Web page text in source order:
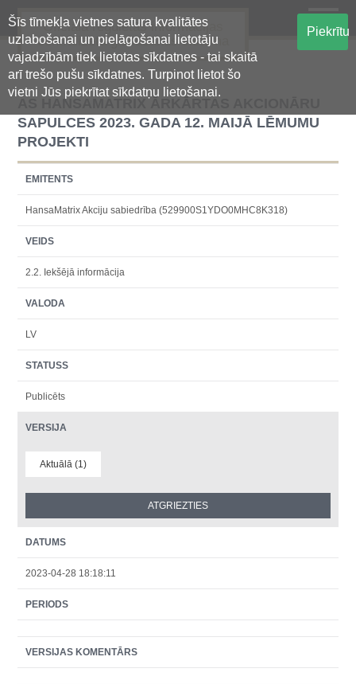
Šīs tīmekļa vietnes satura kvalitātes
uzlabošanai un pielāgošanai lietotāju
vajadzībām tiek lietotas sīkdatnes - tai skaitā
arī trešo pušu sīkdatnes. Turpinot lietot šo
vietni Jūs piekrītat sīkdatņu lietošanai.
Piekrītu
Oficiālā regulētās informācijas
centralizētā glabāšanas sistēma
AS HANSAMATRIX ĀRKĀRTAS AKCIONĀRU
SAPULCES 2023. GADA 12. MAIJĀ LĒMUMU
PROJEKTI
EMITENTS
HansaMatrix Akciju sabiedrība (529900S1YDO0MHC8K318)
VEIDS
2.2. Iekšējā informācija
VALODA
LV
STATUSS
Publicēts
VERSIJA
Aktuālā (1)
DATUMS
2023-04-28 18:18:11
PERIODS
VERSIJAS KOMENTĀRS